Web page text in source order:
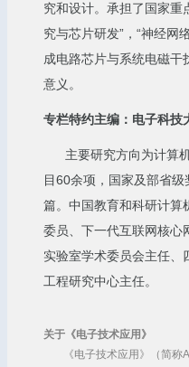
究和设计。承担了国家重
究与芯片研发”，“神经网
成电路芯片与系统电磁干
意义。
专栏特约主编：电子科技
主要研究方向为计算机
目60余项，国家及部省
篇。中国教育和科研计算
委员、下一代互联网核心
实验室学术委员会主任、
工程研究中心主任。
关于《电子技术应用》
《电子技术应用》（简